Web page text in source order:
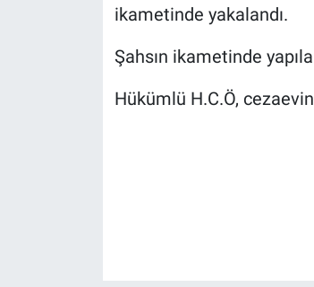
ikametinde yakalandı.
Şahsın ikametinde
Hükümlü H.C.Ö,